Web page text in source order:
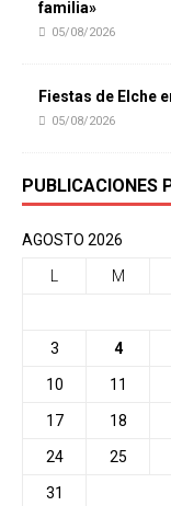
familia»
05/08/2026
Fiestas de Elche
05/08/2026
PUBLICACIONES
AGOSTO 2026
M
3 4
10 11
17 18
24 25
31